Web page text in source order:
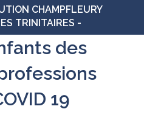
CHAMPFLEURY
TRINITAIRES -
des
19